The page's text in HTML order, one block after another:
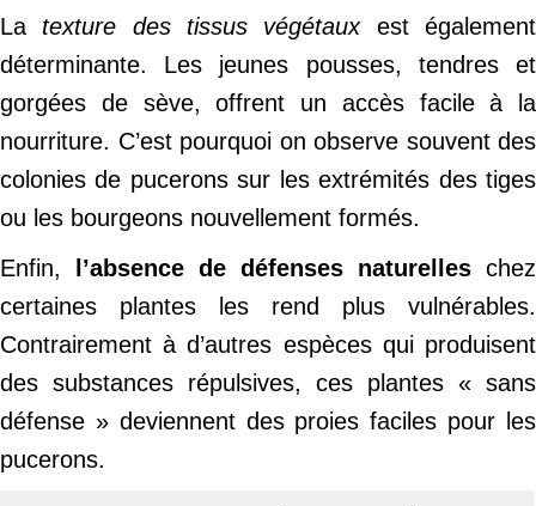
La texture des tissus végétauxest également
déterminante. Les jeunes pousses, tendres et
gorgées de sève, offrent un accès facile à la
nourriture. C’est pourquoi on observe souvent des
colonies de pucerons sur les extrémités des tiges
ou les bourgeons nouvellement formés.
Enfin,
l’absence de défenses naturelles chez
certaines plantes les rend plus vulnérables.
Contrairement à d’autres espèces qui produisent
des substances répulsives, ces plantes « sans
défense » deviennent des proies faciles pour les
pucerons.